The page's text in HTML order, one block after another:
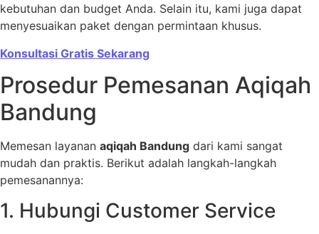
kebutuhan dan budget Anda. Selain itu, kami juga dapat
menyesuaikan paket dengan permintaan khusus.
Konsultasi Gratis Sekarang
Prosedur Pemesanan Aqiqah
Bandung
Memesan layanan aqiqah Bandung dari kami sangat
mudah dan praktis. Berikut adalah langkah-langkah
pemesanannya:
1. Hubungi Customer Service